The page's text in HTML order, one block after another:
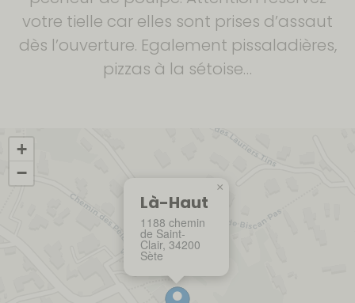
votre tielle car elles sont prises d’assaut
dès l’ouverture. Egalement pissaladières,
pizzas à la sétoise…
Là-Haut
1188 chemin
de Saint-
Clair, 34200
Sète
×
+
−